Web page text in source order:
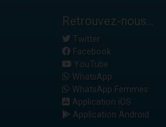
Retrouvez-nous...
Twitter
Facebook
YouTube
WhatsApp
WhatsApp Femmes
Application iOS
Application Android